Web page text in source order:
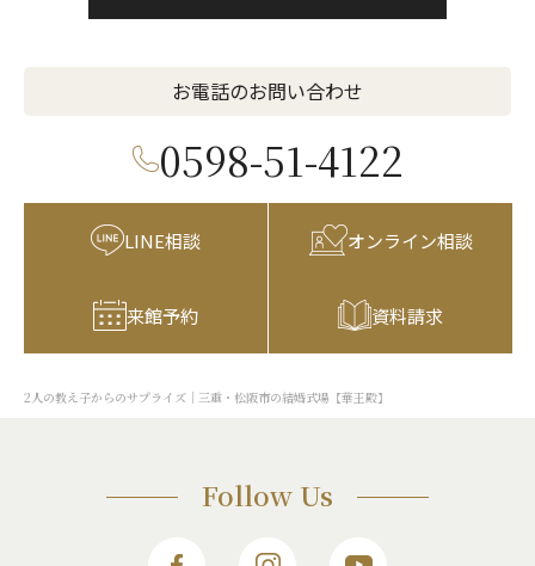
お電話のお問い合わせ
0598-51-4122
LINE相談 オンライン相談
来館予約 資料請求
2人の教え子からのサプライズ｜三重・松阪市の結婚式場【華王殿】
Follow Us